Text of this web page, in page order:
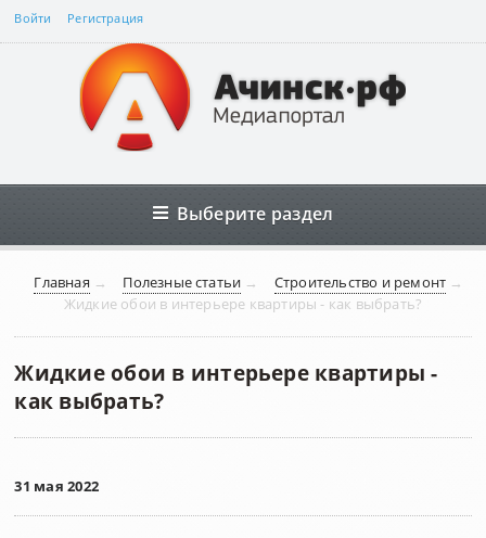
Войти Регистрация
Выберите раздел
Главная → Полезные статьи → Строительство и ремонт →
Жидкие обои в интерьере квартиры - как выбрать?
Жидкие обои в интерьере квартиры -
как выбрать?
31 мая 2022